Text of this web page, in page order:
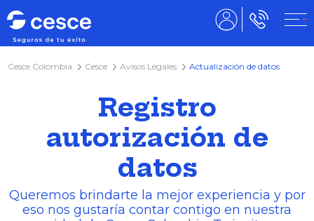
Cesce Colombia Cesce Avisos Legales Actualización de datos
Registro
autorización de
datos
Queremos brindarte la mejor experiencia y por
eso nos gustaría contar contigo en nuestra